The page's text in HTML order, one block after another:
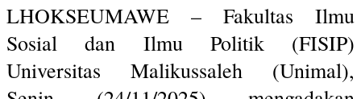
LHOKSEUMAWE – Fakultas Ilmu
Sosial dan Ilmu Politik (FISIP)
Universitas Malikussaleh (Unimal),